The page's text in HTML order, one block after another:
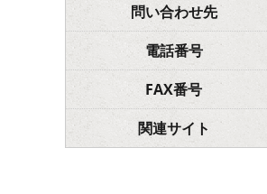
問い合わせ先
電話番号
FAX番号
関連サイト